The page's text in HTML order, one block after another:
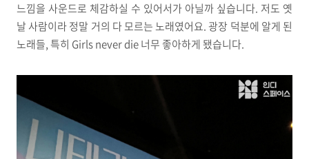
느낌을 사운드로 체감하실 수 있어서가 아닐까 싶습니다. 저도 옛
날 사람이라 정말 거의 다 모르는 노래였어요. 광장 덕분에 알게 된
노래들, 특히 Girls never die 너무 좋아하게 됐습니다.